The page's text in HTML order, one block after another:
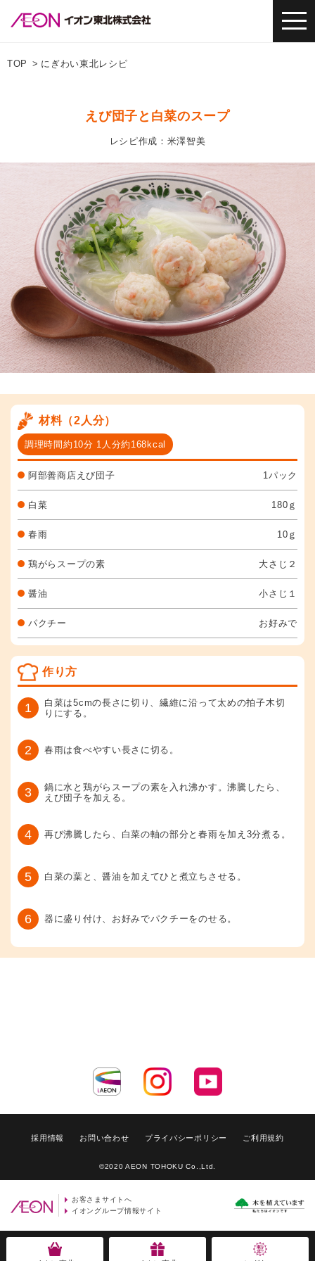
TOP にぎわい東北レシピ
えび団子と白菜のスープ
レシピ作成：米澤智美
材料（2人分）
調理時間約10分 1人分約168kcal
阿部善商店えび団子 1パック
白菜 180ｇ
春雨 10ｇ
鶏がらスープの素 大さじ２
醤油 小さじ１
パクチー お好みで
作り方
1
白菜は5cmの長さに切り、繊維に沿って太めの拍子木切
りにする。
2 春雨は食べやすい長さに切る。
3
鍋に水と鶏がらスープの素を入れ沸かす。沸騰したら、
えび団子を加える。
4 再び沸騰したら、白菜の軸の部分と春雨を加え3分煮る。
5 白菜の葉と、醤油を加えてひと煮立ちさせる。
6 器に盛り付け、お好みでパクチーをのせる。
採用情報 お問い合わせ プライバシーポリシー ご利用規約
©2020 AEON TOHOKU Co.,Ltd.
お客さまサイトへ
イオングループ情報サイト